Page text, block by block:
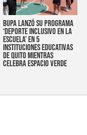
Bupa lanzó su programa
‘Deporte Inclusivo en la
Escuela’ en 5
instituciones educativas
de Quito mientras
celebra espacio verde